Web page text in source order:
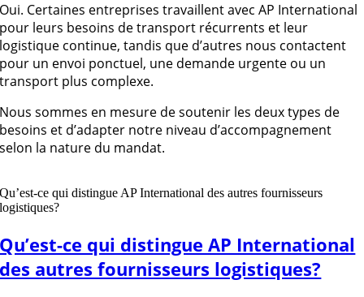
Oui. Certaines entreprises travaillent avec AP International
pour leurs besoins de transport récurrents et leur
logistique continue, tandis que d’autres nous contactent
pour un envoi ponctuel, une demande urgente ou un
transport plus complexe.
Nous sommes en mesure de soutenir les deux types de
besoins et d’adapter notre niveau d’accompagnement
selon la nature du mandat.
Qu’est-ce qui distingue AP International des autres fournisseurs
logistiques?
Qu’est-ce qui distingue AP International
des autres fournisseurs logistiques?